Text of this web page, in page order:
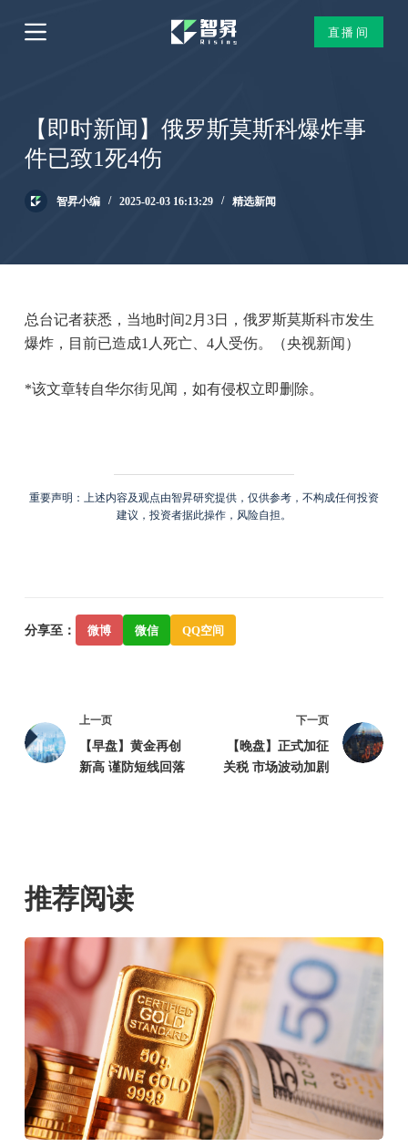
跳
过
直播间
【即时新闻】俄罗斯莫斯科爆炸事
件已致1死4伤
智昇小编 2025-02-03 16:13:29 精选新闻
总台记者获悉，当地时间2月3日，俄罗斯莫斯科市发生
爆炸，目前已造成1人死亡、4人受伤。（央视新闻）
*该文章转自华尔街见闻，如有侵权立即删除。
重要声明：上述内容及观点由智昇研究提供，仅供参考，不构成任何投资
建议，投资者据此操作，风险自担。
分享至： 微博 微信 QQ空间
上一页
【早盘】黄金再创
新高 谨防短线回落
下一页
【晚盘】正式加征
关税 市场波动加剧
推荐阅读